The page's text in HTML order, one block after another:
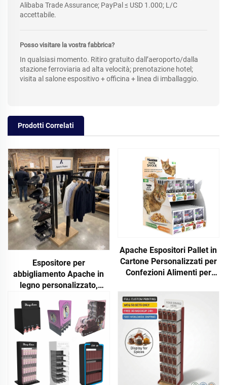
Alibaba Trade Assurance; PayPal ≤ USD 1.000; L/C
accettabile.
Posso visitare la vostra fabbrica?
In qualsiasi momento. Ritiro gratuito dall’aeroporto/dalla
stazione ferroviaria ad alta velocità; prenotazione hotel;
visita al salone espositivo + officina + linea di imballaggio.
Prodotti Correlati
Espositore per
abbigliamento Apache in
legno personalizzato,
magliette e cappelli
Apache Espositori Pallet in
Cartone Personalizzati per
Confezioni Alimenti per
Promozionali da Banco per
Negozi al Dettaglio